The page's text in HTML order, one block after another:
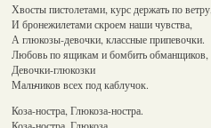
Хвосты пистолетами, курс держать по ветру,
И бронежилетами скроем наши чувства,
А глюкозы-девочки, классные припевочки.
Любовь по ящикам и бомбить обманщиков,
Девочки-глюкозки
Мальчиков всех под каблучок.
Коза-ностра, Глюкоза-ностра.
Коза-ностра, Глюкоза.